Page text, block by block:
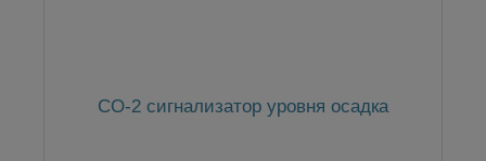
СО-2 сигнализатор уровня осадка